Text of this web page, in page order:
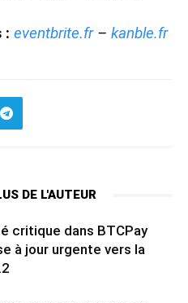
: eventbrite.fr– kanble.fr
DE L'AUTEUR
critique dans BTCPay
à jour urgente vers la